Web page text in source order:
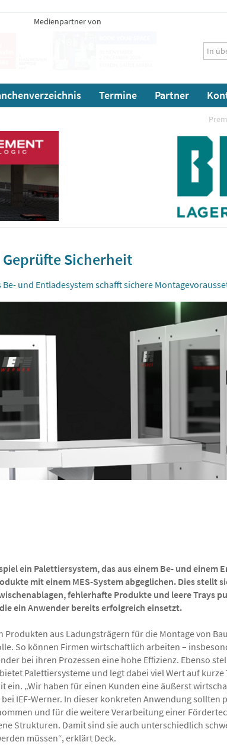
Medienpartner von
Termine Partner
Geprüfte Sicherheit
und Entladesystem schafft sichere
ein Palettiersystem, das aus einem Be- und einem
mit einem MES-System abgeglichen. Dies stellt
fehlerhafte Produkte und leere Trays
ein Anwender bereits erfolgreich einsetzt.
aus Ladungsträgern für die Montage von
So können Firmen wirtschaftlich arbeiten –
bei ihren Prozessen eine hohe Effizienz. Ebenso
Palettiersysteme und legt dabei viel Wert auf
„Wir haben für einen Kunden eine äußerst
IEF-Werner. In dieser konkreten Anwendung
und für die weitere Verarbeitung einer
Strukturen. Damit sind sie auch unterschiedlich
müssen“, erklärt Deck.